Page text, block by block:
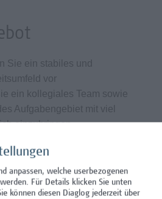
Sie ein stabiles und
vor
ein kollegiales Team sowie
Aufgabengebiet mit viel
einzubringen
zu
in
anpassen, welche userbezogenen
Für Details klicken Sie unten
können diesen Diaglog jederzeit über